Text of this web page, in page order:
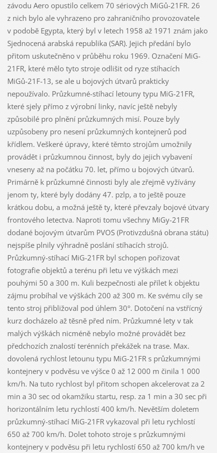
závodu Aero opustilo celkem 70 sériových MiGů-21FR. 26
z nich bylo ale vyhrazeno pro zahraničního provozovatele
v podobě Egypta, který byl v letech 1958 až 1971 znám jako
Sjednocená arabská republika (SAR). Jejich předání bylo
přitom uskutečněno v průběhu roku 1969. Označení MiG-
21FR, které mělo tyto stroje odlišit od ryze stíhacích
MiGů-21F-13, se ale u bojových útvarů prakticky
nepoužívalo. Průzkumné-stíhací letouny typu MiG-21FR,
které sjely přímo z výrobní linky, navíc ještě nebyly
způsobilé pro plnění průzkumných misí. Pouze byly
uzpůsobeny pro nesení průzkumných kontejnerů pod
křídlem. Veškeré úpravy, které těmto strojům umožnily
provádět i průzkumnou činnost, byly do jejich vybavení
vneseny až na počátku 70. let, přímo u bojových útvarů.
Primárně k průzkumné činnosti byly ale zřejmě vyžívány
jenom ty, které byly dodány 47. pzlp, a to ještě pouze
krátkou dobu, a možná ještě ty, které převzaly bojové útvary
frontového letectva. Naproti tomu všechny MiGy-21FR
dodané bojovým útvarům PVOS (Protivzdušná obrana státu)
nejspíše plnily výhradně poslání stíhacích strojů.
Průzkumný-stíhací MiG-21FR byl schopen pořizovat
fotografie objektů a terénu při letu ve výškách mezi
pouhými 50 a 300 m. Kuli bezpečnosti ale přílet k objektu
zájmu probíhal ve výškách 200 až 300 m. Ke svému cíly se
tento stroj přibližoval pod úhlem 30°. Dotočení na vstřícný
kurz docházelo až těsně před ním. Průzkumné lety v tak
malých výškách nicméně nebylo možné provádět bez
předchozích znalostí terénních překážek na trase. Max.
dovolená rychlost letounu typu MiG-21FR s průzkumnými
kontejnery v podvěsu ve výšce 0 až 12 000 m činila 1 000
km/h. Na tuto rychlost byl přitom schopen akcelerovat za 2
min a 30 sec od okamžiku startu, resp. za 1 min a 30 sec při
horizontálním letu rychlostí 400 km/h. Nevětším doletem
průzkumný-stíhací MiG-21FR vykazoval při letu rychlostí
650 až 700 km/h. Dolet tohoto stroje s průzkumnými
kontejnery v podvěsu při letu rychlostí 650 až 700 km/h ve